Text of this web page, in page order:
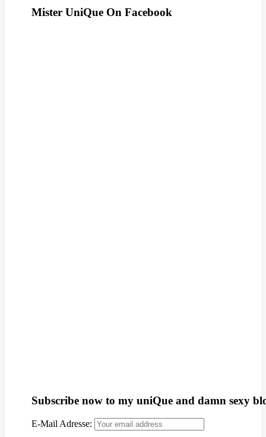
Mister UniQue On Facebook
Subscribe now to my uniQue and damn sexy
E-Mail Adresse: